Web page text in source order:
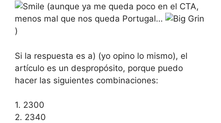
(aunque ya me queda poco en el CTA,
menos mal que nos queda Portugal…
)
Si la respuesta es a) (yo opino lo mismo), el
artículo es un despropósito, porque puedo
hacer las siguientes combinaciones:
1. 2300
2. 2340